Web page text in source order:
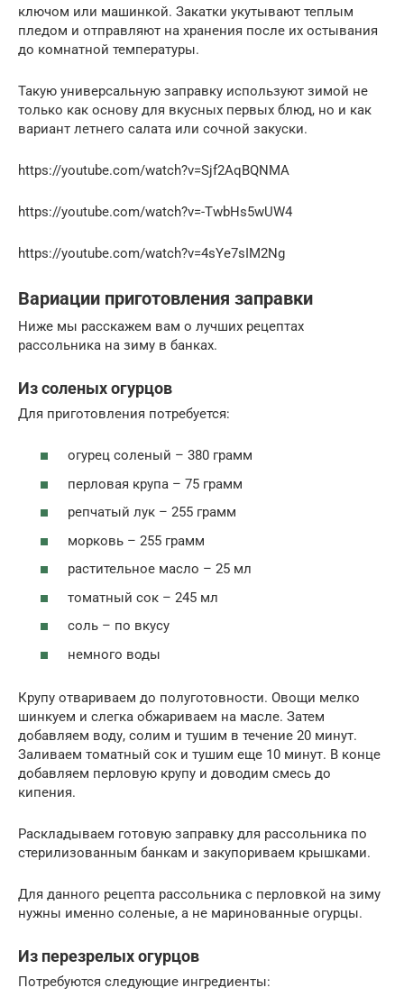
ключом или машинкой. Закатки укутывают теплым
пледом и отправляют на хранения после их остывания
до комнатной температуры.
Такую универсальную заправку используют зимой не
только как основу для вкусных первых блюд, но и как
вариант летнего салата или сочной закуски.
https://youtube.com/watch?v=Sjf2AqBQNMA
https://youtube.com/watch?v=-TwbHs5wUW4
https://youtube.com/watch?v=4sYe7sIM2Ng
Вариации приготовления заправки
Ниже мы расскажем вам о лучших рецептах
рассольника на зиму в банках.
Из соленых огурцов
Для приготовления потребуется:
огурец соленый – 380 грамм
перловая крупа – 75 грамм
репчатый лук – 255 грамм
морковь – 255 грамм
растительное масло – 25 мл
томатный сок – 245 мл
соль – по вкусу
немного воды
Крупу отвариваем до полуготовности. Овощи мелко
шинкуем и слегка обжариваем на масле. Затем
добавляем воду, солим и тушим в течение 20 минут.
Заливаем томатный сок и тушим еще 10 минут. В конце
добавляем перловую крупу и доводим смесь до
кипения.
Раскладываем готовую заправку для рассольника по
стерилизованным банкам и закупориваем крышками.
Для данного рецепта рассольника с перловкой на зиму
нужны именно соленые, а не маринованные огурцы.
Из перезрелых огурцов
Потребуются следующие ингредиенты: